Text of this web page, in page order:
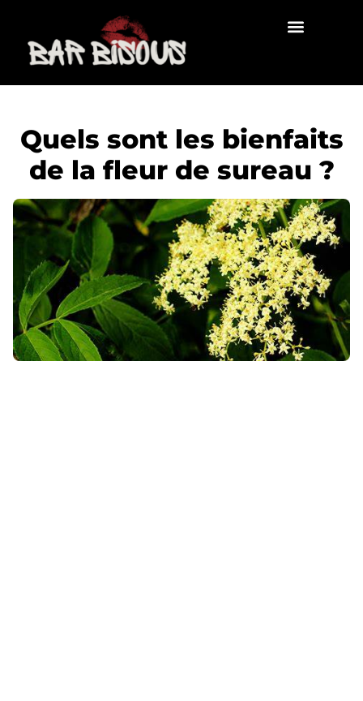
Quels sont les bienfaits
de la fleur de sureau ?